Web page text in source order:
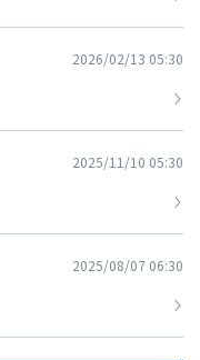
2026/02/13 05:30
2025/11/10 05:30
2025/08/07 06:30